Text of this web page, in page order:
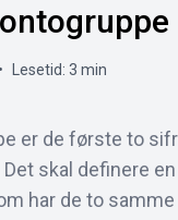
• Lesetid: 3 min
er de første to
Det skal definere
har de to